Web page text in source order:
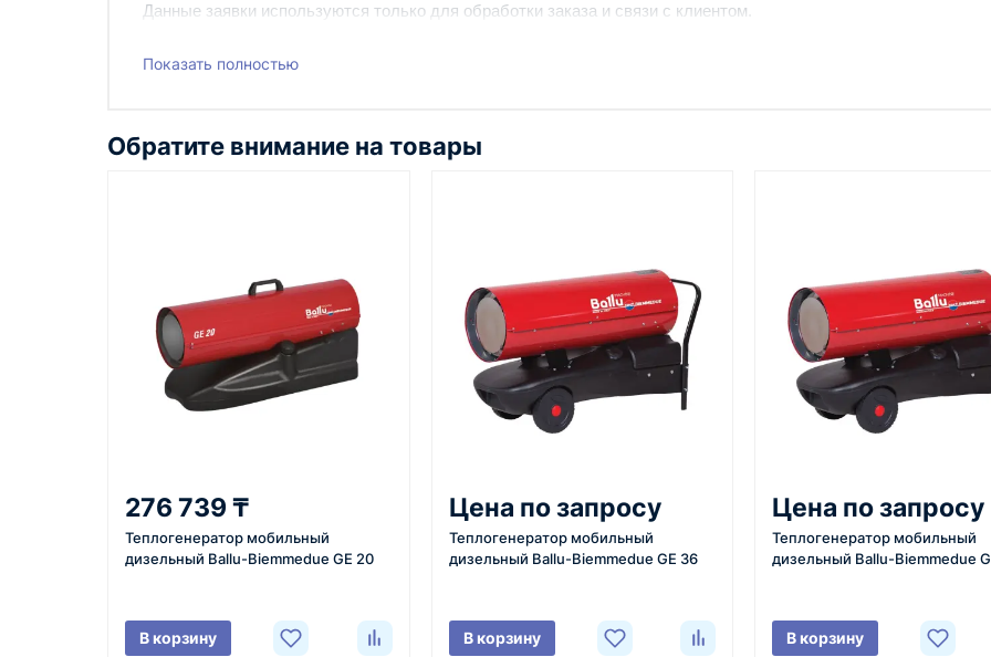
Данные заявки используются только для обработки заказа и связи с клиентом.
Наш сотрудник свяжется с вами, чтобы подтвердить заявку, уточнить детали, рассчитать стоимость
Как оформить заказ
1
Оставьте заявку на сайте,
по телефону или через
форму обратного звонка.
Менеджер связывается с
вами, уточняет
характеристики товара,
город доставки и условия
оборудование,
рассчитываем стоимость
товара и
готовим счёт,
принимаем
Показать полностью
Обратите внимание на товары
276 739 ₸
Теплогенератор мобильный
дизельный Ballu-Biemmedue GE 20
В корзину
Цена по запросу
Теплогенератор мобильный
дизельный Ballu-Biemmedue GE 36
В корзину
Цена по запросу
Теплогенератор мобильный
дизельный Ballu-Biemmedue
В корзину